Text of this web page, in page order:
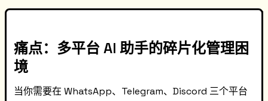
痛点：多平台 AI 助手的碎片化管理困
境
当你需要在 WhatsApp、Telegram、Discord 三个平台